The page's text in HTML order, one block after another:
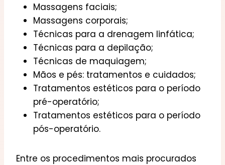
Massagens faciais;
Massagens corporais;
Técnicas para a drenagem linfática;
Técnicas para a depilação;
Técnicas de maquiagem;
Mãos e pés: tratamentos e cuidados;
Tratamentos estéticos para o período
pré-operatório;
Tratamentos estéticos para o período
pós-operatório.
Entre os procedimentos mais procurados